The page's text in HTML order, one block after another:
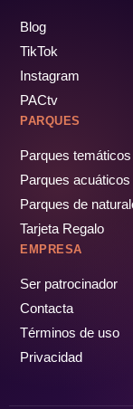
Blog
TikTok
Instagram
PACtv
PARQUES
Parques temáticos
Parques acuáticos
Parques de
Tarjeta Regalo
EMPRESA
Ser patrocinador
Contacta
Términos de uso
Privacidad